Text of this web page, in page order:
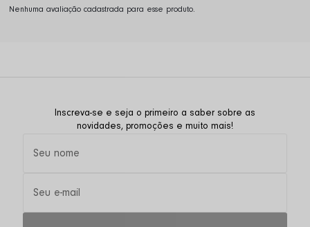
Nenhuma avaliação cadastrada para esse produto.
Inscreva-se e seja o primeiro a saber sobre as
novidades, promoções e muito mais!